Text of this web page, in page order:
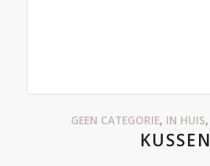
GEEN CATEGORIE, IN HUIS,
KUSSEN